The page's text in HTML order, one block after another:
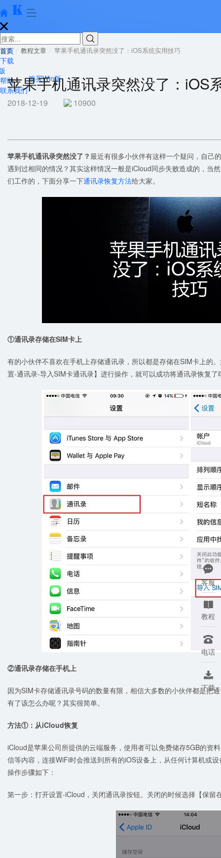
  


首页
下载
购买Win版
帮助
联系我们
首页 教程文章 苹果手机通讯录突然没了：iOS系统实用技巧
苹果手机通讯录突然没了：iOS
2018-12-19 10900
苹果手机通讯录突然没了？最近有很多小伙伴有这样一个疑问，自己
遇到过相同的情况？其实这样情况一般是iCloud同步失败造成的，当
们工作的，下面分享一下通讯录恢复方法给大家。
①通讯录存储在SIM卡上
有的小伙伴不喜欢在手机上存储通讯录，所以都是存储在SIM卡上的
置-通讯录-导入SIM卡通讯录】进行操作，就可以成功将通讯录恢复了
②通讯录存储在手机上
因为SIM卡存储通讯录号码的数量有限，相信大多数的小伙伴都是把
有了该怎么办呢？其实很简单。
方法①：从iCloud恢复
iCloud是苹果公司所提供的云端服务，使用者可以免费储存5GB的资
信等内容，连接WiFi时会推送到所有的iOS设备上，从任何计算机或
操作步骤如下：
第一步：打开设置-iCloud，关闭通讯录按钮。关闭的时候选择【保留

客服

教程

电话

下载